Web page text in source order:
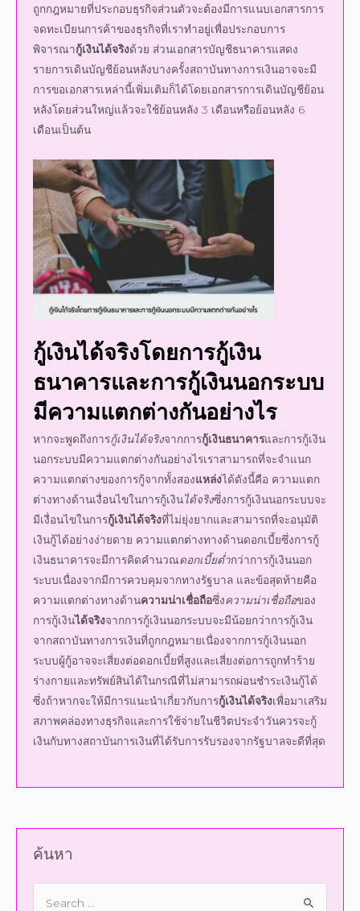
ถูกกฎหมายที่ประกอบธุรกิจส่วนตัวจะต้องมีการแนบเอกสารการ
จดทะเบียนการค้าของธุรกิจที่เราทำอยู่เพื่อประกอบการ
พิจารณากู้เงินได้จริงด้วย ส่วนเอกสารบัญชีธนาคารแสดง
รายการเดินบัญชีย้อนหลังบางครั้งสถาบันทางการเงินอาจจะมี
การขอเอกสารเหล่านี้เพิ่มเติมก็ได้โดยเอกสารการเดินบัญชีย้อน
หลังโดยส่วนใหญ่แล้วจะใช้ย้อนหลัง 3 เดือนหรือย้อนหลัง 6
เดือนเป็นต้น
กู้เงินได้จริง โดยการกู้เงิน
ธนาคารและการกู้เงินนอกระบบ
มีความแตกต่างกันอย่างไร
หากจะพูดถึงการกู้เงินได้จริงจากการกู้เงินธนาคารและการกู้เงิน
นอกระบบมีความแตกต่างกันอย่างไรเราสามารถที่จะจำแนก
ความแตกต่างของการกู้จากทั้งสองแหล่งได้ดังนี้คือ ความแตก
ต่างทางด้านเงื่อนไขในการกู้เงินได้จริงซึ่งการกู้เงินนอกระบบจะ
มีเงื่อนไขในการกู้เงินได้จริงที่ไม่ยุ่งยากและสามารถที่จะอนุมัติ
เงินกู้ได้อย่างง่ายดาย ความแตกต่างทางด้านดอกเบี้ยซึ่งการกู้
เงินธนาคารจะมีการคิดคำนวณดอกเบี้ยต่ำกว่าการกู้เงินนอก
ระบบเนื่องจากมีการควบคุมจากทางรัฐบาล และข้อสุดท้ายคือ
ความแตกต่างทางด้านความน่าเชื่อถือซึ่งความน่าเชื่อถือของ
การกู้เงินได้จริงจากการกู้เงินนอกระบบจะมีน้อยกว่าการกู้เงิน
จากสถาบันทางการเงินที่ถูกกฎหมายเนื่องจากการกู้เงินนอก
ระบบผู้กู้อาจจะเสี่ยงต่อดอกเบี้ยที่สูงและเสี่ยงต่อการถูกทำร้าย
ร่างกายและทรัพย์สินได้ในกรณีที่ไม่สามารถผ่อนชำระเงินกู้ได้
ซึ่งถ้าหากจะให้มีการแนะนำเกี่ยวกับการกู้เงินได้จริงเพื่อมาเสริม
สภาพคล่องทางธุรกิจและการใช้จ่ายในชีวิตประจำวันควรจะกู้
เงินกับทางสถาบันการเงินที่ได้รับการรับรองจากรัฐบาลจะดีที่สุด
ค้นหา